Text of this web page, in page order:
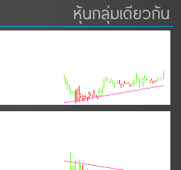
หุ้นกลุ่มเดียวกัน